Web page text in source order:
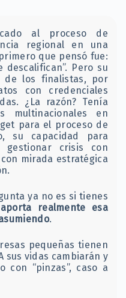
al proceso de
regional en una
que pensó fue:
descalifican”. Pero su
de los finalistas, por
con credenciales
¿La razón? Tenía
multinacionales en
para el proceso de
su capacidad para
gestionar crisis con
mirada estratégica
ya no es si tienes
realmente esa
.
pequeñas tienen
sus vidas cambiarán y
con “pinzas”, caso a